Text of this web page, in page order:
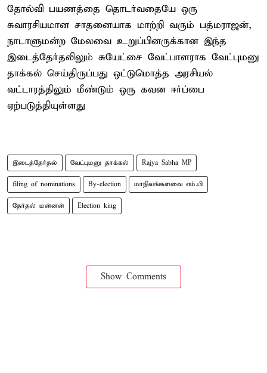
தோல்வி பயணத்தை தொடர்வதையே ஒரு
சுவாரசியமான சாதனையாக மாற்றி வரும் பத்மராஜன்,
நாடாளுமன்ற மேலவை உறுப்பினருக்கான இந்த
இடைத்தேர்தலிலும் சுயேட்சை வேட்பாளராக வேட்புமனு
தாக்கல் செய்திருப்பது ஒட்டுமொத்த அரசியல்
வட்டாரத்திலும் மீண்டும் ஒரு கவன ஈர்ப்பை
ஏற்படுத்தியுள்ளது
இடைத்தேர்தல் வேட்புமனு தாக்கல் Rajya Sabha MP
filing of nominations By-election மாநிலங்களவை எம்.பி
தேர்தல் மன்னன் Election king
Show Comments